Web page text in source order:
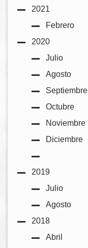
2021
Febrero
2020
Julio
Agosto
Septiembre
Octubre
Noviembre
Diciembre
2019
Julio
Agosto
2018
Abril